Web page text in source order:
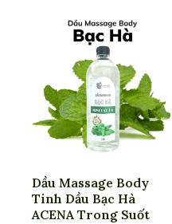
Dầu Massage Body
Tinh Dầu Bạc Hà
ACENA Trong Suốt